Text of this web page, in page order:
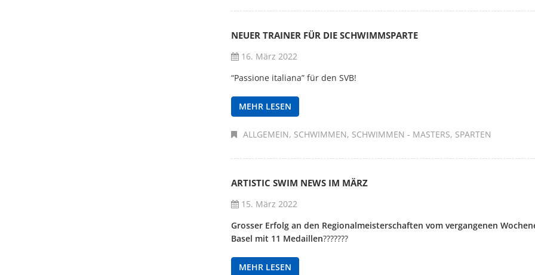
NEUER TRAINER FÜR DIE SCHWIMMSPARTE
16. März 2022
“Passione italiana” für den SVB!
MEHR LESEN
ALLGEMEIN SCHWIMMEN SCHWIMMEN - MASTERS SPARTEN
ARTISTIC SWIM NEWS IM MÄRZ
15. März 2022
Grosser Erfolg an den Regionalmeisterschaften vom vergangenen
Basel mit 11 Medaillen???????
MEHR LESEN